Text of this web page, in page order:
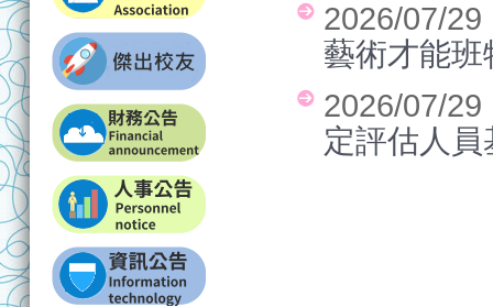
2026/07/
藝術才能
2026/07/
定評估人